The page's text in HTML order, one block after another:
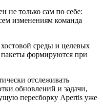
не только сам по себе:
изменениям команда
среды и целевых
пакеты формируются при
отслеживать
обновлений и задачи,
пересборку Apertis уже